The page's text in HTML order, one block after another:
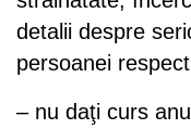
detalii despre
persoanei
– nu daţi curs